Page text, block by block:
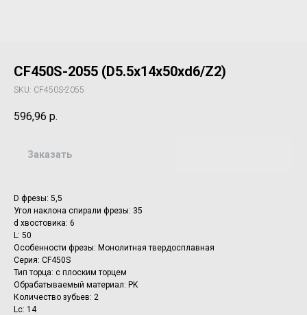
CF450S-2055 (D5.5x14x50xd6/Z2)
SKU: CF450S-2055
596,96 р.
Заказать
D фрезы: 5,5
Угол наклона спирали фрезы: 35
d хвостовика: 6
L: 50
Особенности фрезы: Монолитная твердосплавная
Серия: CF450S
Тип торца: с плоским торцем
Обрабатываемый материал: PK
Количество зубьев: 2
Lc: 14